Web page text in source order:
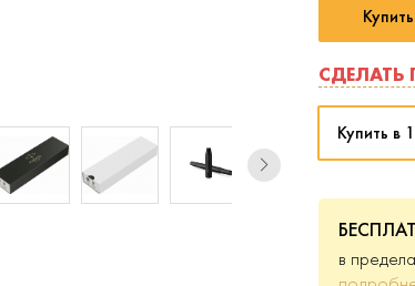
Купить
СДЕЛАТЬ
Купить в
в